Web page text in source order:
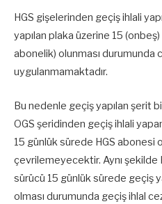
HGS gişelerinden geçiş ihlali
yapılan plaka üzerine 15
abonelik) olunması durumunda
uygulanmamaktadır.
Bu nedenle geçiş yapılan şerit
OGS şeridinden geçiş ihlali
15 günlük sürede HGS abonesi
çevrilemeyecektir. Aynı şekilde
sürücü 15 günlük sürede geçiş
olması durumunda geçiş ihlal